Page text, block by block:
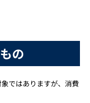
頼され国外の企業と
をした場合、消費税
の
ではありますが、消費